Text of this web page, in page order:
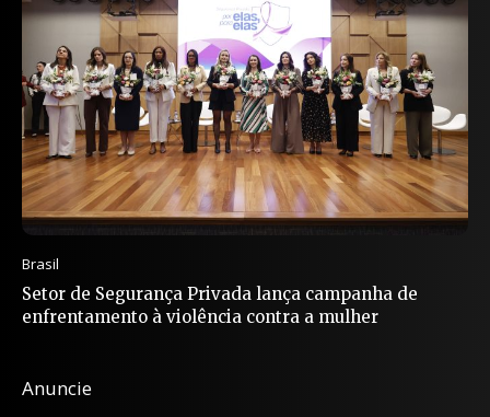
Brasil
Setor de Segurança Privada lança campanha de
enfrentamento à violência contra a mulher
Anuncie